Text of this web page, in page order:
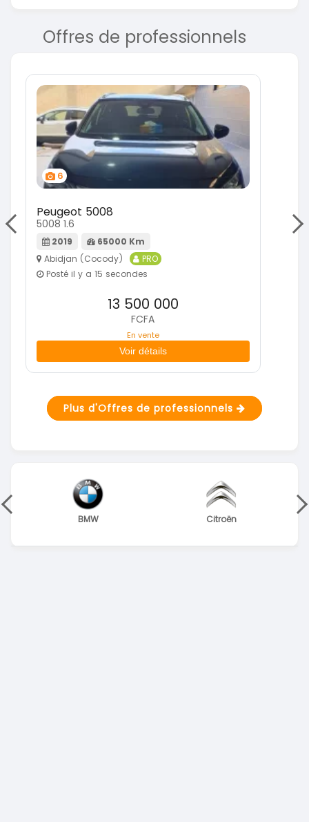
Offres de professionnels
6
Peugeot 5008
5008 1.6
2019
65000 Km
Abidjan (Cocody)
PRO
Posté il y a 15 secondes
13 500 000
FCFA
En vente
Voir détails
Plus d'Offres de professionnels
BMW Citroën